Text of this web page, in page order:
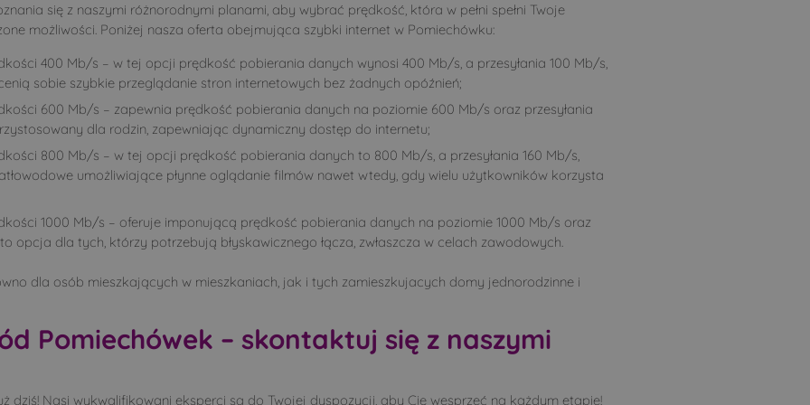
się z naszymi różnorodnymi planami, aby wybrać prędkość, która w pełni spełni Twoje
możliwości. Poniżej nasza oferta obejmująca szybki internet w Pomiechówku:
400 Mb/s – w tej opcji prędkość pobierania danych wynosi 400 Mb/s, a przesyłania 100 Mb/s,
sobie szybkie przeglądanie stron internetowych bez żadnych opóźnień;
600 Mb/s – zapewnia prędkość pobierania danych na poziomie 600 Mb/s oraz przesyłania
dla rodzin, zapewniając dynamiczny dostęp do internetu;
800 Mb/s – w tej opcji prędkość pobierania danych to 800 Mb/s, a przesyłania 160 Mb/s,
umożliwiające płynne oglądanie filmów nawet wtedy, gdy wielu użytkowników korzysta
1000 Mb/s – oferuje imponującą prędkość pobierania danych na poziomie 1000 Mb/s oraz
opcja dla tych, którzy potrzebują błyskawicznego łącza, zwłaszcza w celach zawodowych.
dla osób mieszkających w mieszkaniach, jak i tych zamieszkujacych domy jednorodzinne i
Pomiechówek – skontaktuj się z naszymi
dziś! Nasi wykwalifikowani eksperci są do Twojej dyspozycji, aby Cię wesprzeć na każdym etapie!